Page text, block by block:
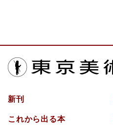
新刊
これから出る本